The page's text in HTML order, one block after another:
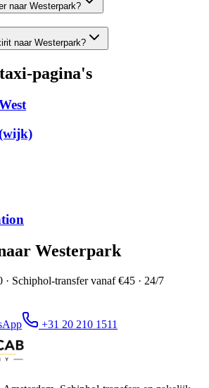
naar Westerpark?
naar Westerpark?
pagina's
Westerpark
Schiphol-transfer vanaf €45 · 24/7
+31 20 210 1511